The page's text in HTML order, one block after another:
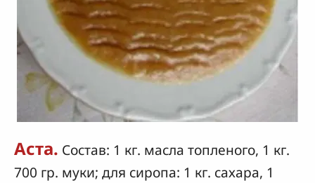
Аста. Состав: 1 кг. масла топленого, 1 кг.
700 гр. муки; для сиропа: 1 кг. сахара, 1